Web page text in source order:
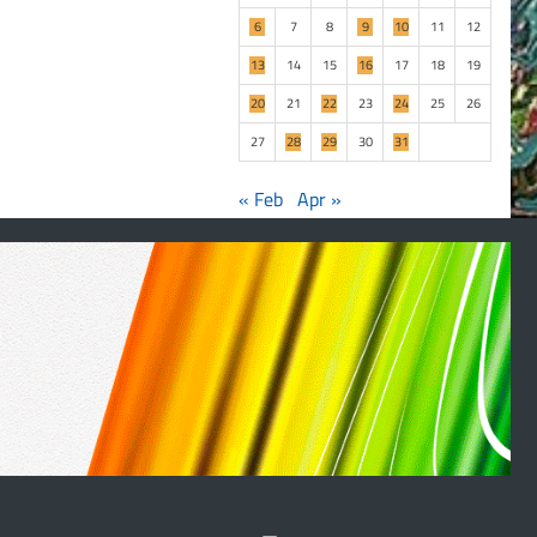
6
7 8 9 10 11
12
13
14 15 16 17 18
19
20
21 22 23 24 25
26
27
28 29 30 31
« Feb Apr »